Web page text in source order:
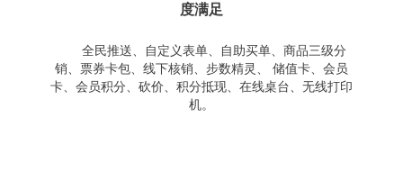
度满足
全民推送、自定义表单、自助买单、商品三级分
销、票券卡包、线下核销、步数精灵、 储值卡、会员
卡、会员积分、砍价、积分抵现、在线桌台、无线打印
机。